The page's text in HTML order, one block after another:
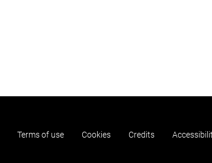
Terms of use Cookies Credits